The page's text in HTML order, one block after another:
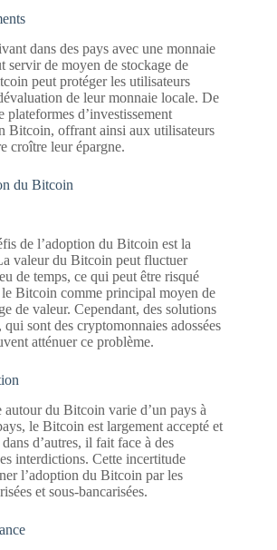
dans des pays avec une monnaie
servir de moyen de stockage de
peut protéger les utilisateurs
de leur monnaie locale. De
plateformes d’investissement
Bitcoin, offrant ainsi aux utilisateurs
croître leur épargne.
du Bitcoin
de l’adoption du Bitcoin est la
valeur du Bitcoin peut fluctuer
de temps, ce qui peut être risqué
Bitcoin comme principal moyen de
de valeur. Cependant, des solutions
sont des cryptomonnaies adossées
atténuer ce problème.
autour du Bitcoin varie d’un pays à
le Bitcoin est largement accepté et
d’autres, il fait face à des
interdictions. Cette incertitude
l’adoption du Bitcoin par les
et sous-bancarisées.